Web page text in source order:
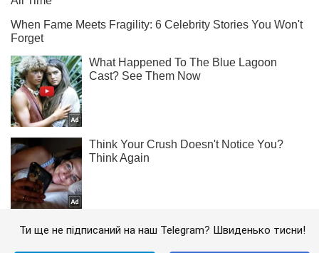
Ти ще не підписаний на наш Telegram? Швиденько тисни!